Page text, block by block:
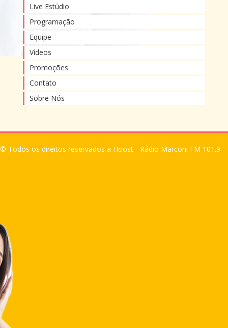
Live Estúdio
Programação
Equipe
Vídeos
Promoções
Contato
Sobre Nós
© Todos os direitos reservados a Hoost - Rádio Marconi FM 101.9